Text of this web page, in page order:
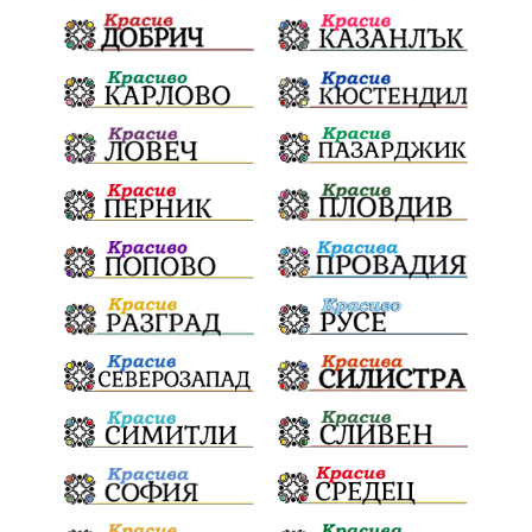
Дарителска кампания театър напояване
Георги Парцалев Българска армия
Радостин Василев Регионална библиотека
„Христо Смирненски“ „Евровизия“
РДПБЗН спасителна акция Проверка
проверки DARA
почит Коледно градче загинала жена
"Лукойл" Украйна Заплахи безводие